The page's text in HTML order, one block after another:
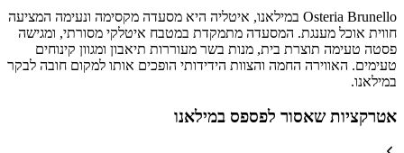
Osteria Brunello במילאנו, איטליה היא מסעדה מקסימה ונעימה המציעה
חווית אוכל מענגת. המסעדה מתמקדת במטבח איטלקי מסורתי, ומגישה
פסטה טעימה תוצרת בית, מנות בשר מעוררות תיאבון ומגוון קינוחים
טעימים. האווירה החמה והצוות הידידותי הופכים אותו למקום חובה לבקר
במילאנו.
אטרקציות שאסור לפספס במילאנו